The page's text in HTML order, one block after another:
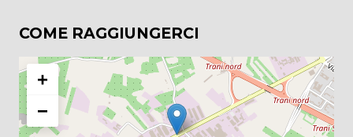
COME RAGGIUNGERCI
+
−